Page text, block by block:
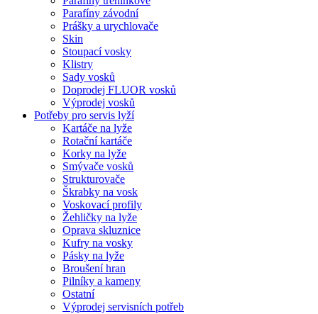
Parafíny závodní
Prášky a urychlovače
Skin
Stoupací vosky
Klistry
Sady vosků
Doprodej FLUOR vosků
Výprodej vosků
Potřeby pro servis lyží
Kartáče na lyže
Rotační kartáče
Korky na lyže
Smývače vosků
Strukturovače
Škrabky na vosk
Voskovací profily
Žehličky na lyže
Oprava skluznice
Kufry na vosky
Pásky na lyže
Broušení hran
Pilníky a kameny
Ostatní
Výprodej servisních potřeb